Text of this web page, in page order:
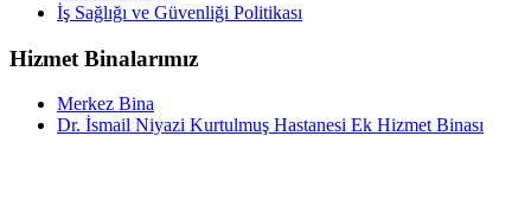
İş Sağlığı ve Güvenliği Politikası
Hizmet Binalarımız
Merkez Bina
Dr. İsmail Niyazi Kurtulmuş Hastanesi Ek Hizmet Binası